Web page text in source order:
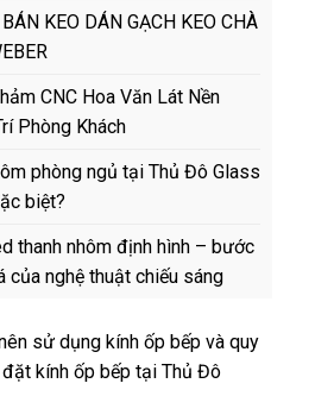
KEO DÁN GẠCH KEO CHÀ
CNC Hoa Văn Lát Nền
Phòng Khách
phòng ngủ tại Thủ Đô Glass
biệt?
thanh nhôm định hình – bước
của nghệ thuật chiếu sáng
sử dụng kính ốp bếp và quy
kính ốp bếp tại Thủ Đô